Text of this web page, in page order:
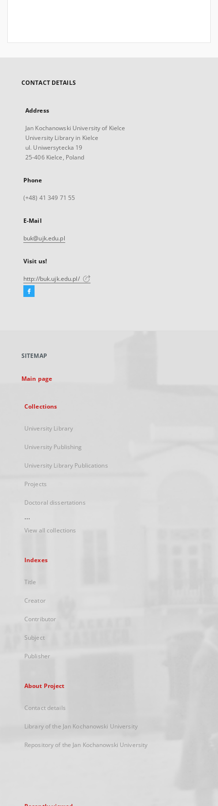
CONTACT DETAILS
Address
Jan Kochanowski University of Kielce
University Library in Kielce
ul. Uniwersytecka 19
25-406 Kielce, Poland
Phone
(+48) 41 349 71 55
E-Mail
buk@ujk.edu.pl
Visit us!
http://buk.ujk.edu.pl/
Facebook
new
SITEMAP
Main page
Collections
University Library
University Publishing
University Library Publications
Projects
Doctoral dissertations
...
View all collections
Indexes
Title
Creator
Contributor
Subject
Publisher
About Project
Contact details
Library of the Jan Kochanowski University
Repository of the Jan Kochanowski University